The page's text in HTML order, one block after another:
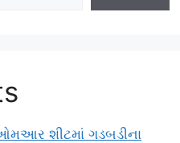
શીટમાં ગડબડીના